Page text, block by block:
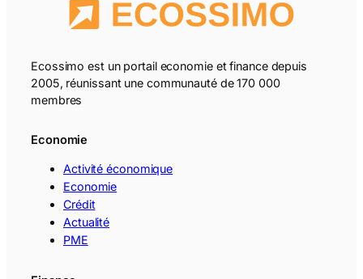
Ecossimo est un portail economie et finance depuis
2005, réunissant une communauté de 170 000
membres
Economie
Activité économique
Economie
Crédit
Actualité
PME